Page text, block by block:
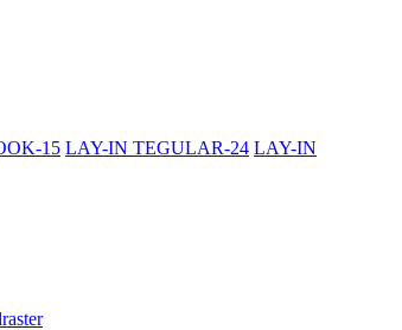
15 LAY-IN TEGULAR-24 LAY-IN